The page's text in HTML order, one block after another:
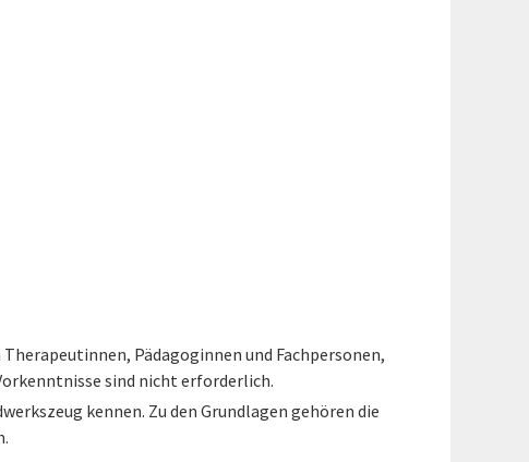
Pädagoginnen und Fachpersonen,
sind nicht erforderlich.
kennen. Zu den Grundlagen gehören die